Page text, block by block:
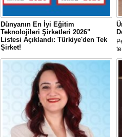
Dünyanın En İyi Eğitim
Teknolojileri Şirketleri 2026"
Listesi Açıklandı: Türkiye'den Tek
Şirket!
Dünyanın en saygın yayınlarından TIME
dergisi ile uluslararası bağımsız veri
kuruluşu Statista iş birliğiyle hazırlanan
"World's Top EdTech Companies 2026"
(Dünyanın En İyi Eğitim Teknolojileri
Şirketleri 2026) listesi açıklandı.